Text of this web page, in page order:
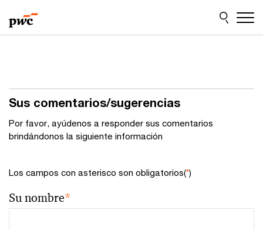
to
content
to
footer
Sus comentarios/sugerencias
Por favor, ayúdenos a responder sus comentarios
brindándonos la siguiente información
Los campos con asterisco son obligatorios(*)
Su nombre*